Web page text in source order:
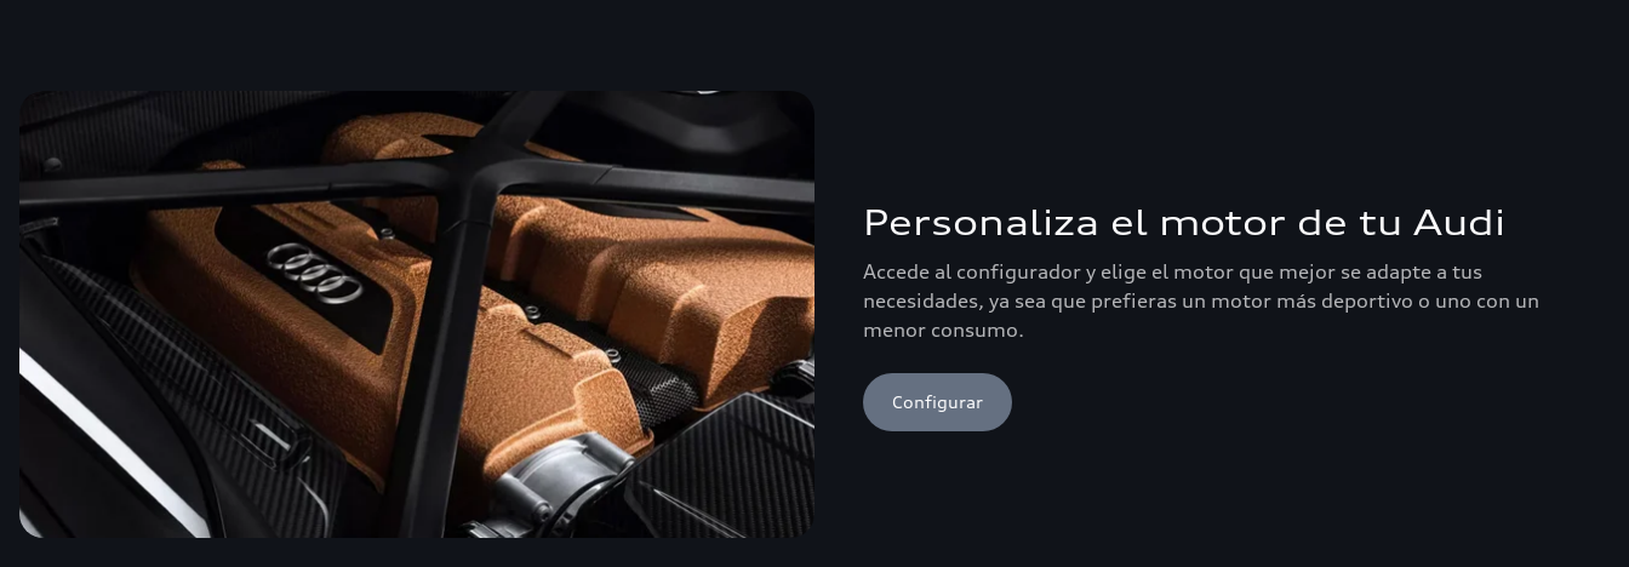
Personaliza el motor de tu Audi
Accede al configurador y elige el motor que mejor se adapte a tus
necesidades, ya sea que prefieras un motor más deportivo o uno con un
menor consumo.
Configurar